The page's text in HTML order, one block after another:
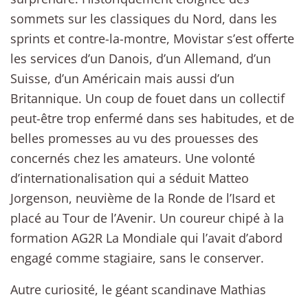
sommets sur les classiques du Nord, dans les
sprints et contre-la-montre, Movistar s’est offerte
les services d’un Danois, d’un Allemand, d’un
Suisse, d’un Américain mais aussi d’un
Britannique. Un coup de fouet dans un collectif
peut-être trop enfermé dans ses habitudes, et de
belles promesses au vu des prouesses des
concernés chez les amateurs. Une volonté
d’internationalisation qui a séduit Matteo
Jorgenson, neuvième de la Ronde de l’Isard et
placé au Tour de l’Avenir. Un coureur chipé à la
formation AG2R La Mondiale qui l’avait d’abord
engagé comme stagiaire, sans le conserver.
Autre curiosité, le géant scandinave Mathias